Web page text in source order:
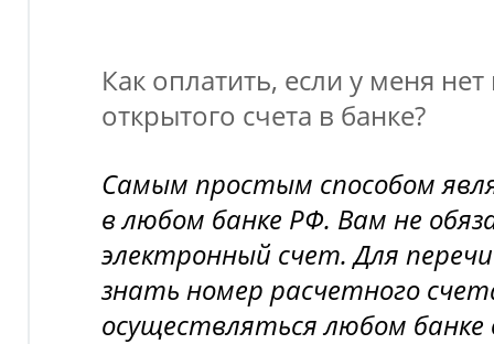
Как оплатить, если у меня
открытого счета в банке?
Самым простым способом
в любом банке РФ. Вам не
электронный счет. Для
знать номер расчетного
осуществляться любом банке